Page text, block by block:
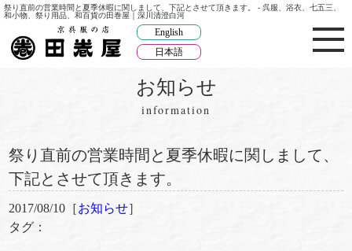
祭り直前の営業時間と夏季休暇に関しまして、下記とさせて頂きます。 - 呉服、浴衣、七五三、
和小物、祭り用品、和百貨の田巻屋｜深川清澄白河
English
日本語
お知らせ
information
祭り直前の営業時間と夏季休暇に関しまして、
下記とさせて頂きます。
2017/08/10［お知らせ］
タグ：